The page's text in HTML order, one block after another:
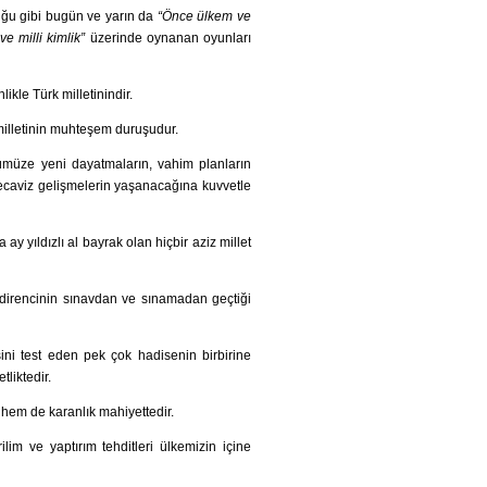
gibi bugün ve yarın da “Önce ülkem ve
milli kimlik”üzerinde oynanan oyunları
Türk milletinindir.
muhteşem duruşudur.
yeni dayatmaların, vahim planların
gelişmelerin yaşanacağına kuvvetle
yıldızlı al bayrak olan hiçbir aziz millet
sınavdan ve sınamadan geçtiği
test eden pek çok hadisenin birbirine
de karanlık mahiyettedir.
ve yaptırım tehditleri ülkemizin içine